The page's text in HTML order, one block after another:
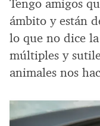
Tengo amigos
ámbito y están
lo que no dice
múltiples y
animales nos